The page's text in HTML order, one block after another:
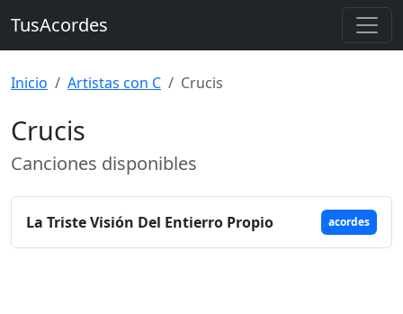
TusAcordes
Inicio Artistas con C Crucis
Crucis
Canciones disponibles
La Triste Visión Del Entierro Propio acordes